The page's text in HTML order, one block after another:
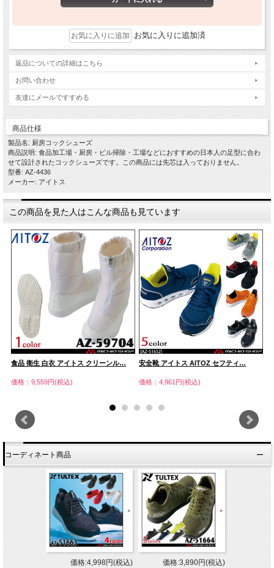
お気に入りに追加済
返品についての詳細はこちら
お問い合わせ
友達にメールですすめる
商品仕様
製品名: 厨房コックシューズ
商品説明: 食品加工場・厨房・ビル掃除・工場などにおすすめの日本人の足型に合わ
せて設計されたコックシューズです。この商品には先芯は入っておりません。
型番: AZ-4436
メーカー: アイトス
この商品を見た人はこんな商品も見ています
食品 衛生 白衣 アイトス クリーンル…
価格：9,559円(税込)
安全靴 アイトス AITOZ セフティ…
価格：4,961円(税込)
コーディネート商品
価格:4,998円(税込) 価格:3,890円(税込)